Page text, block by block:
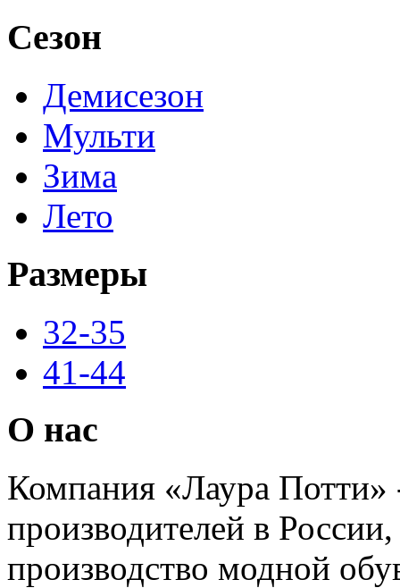
Сезон
Демисезон
Мульти
Зима
Лето
Размеры
32-35
41-44
О нас
Компания «Лаура
производителей в
производство модной